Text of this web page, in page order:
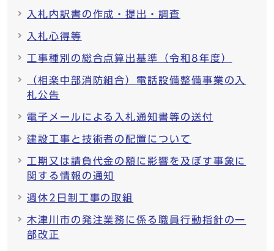
入札内訳書の作成・提出・調査
入札心得等
工事種別の総合点算出基準（令和8年度）
（相楽中部消防組合）電話設備整備事業の入
札公告
電子メールによる入札通知書等の送付
建設工事と技術者の配置について
工期又は請負代金の額に影響を及ぼす事象に
関する情報の通知
週休2日制工事の取組
木津川市の発注業務に係る職員行動指針の一
部改正